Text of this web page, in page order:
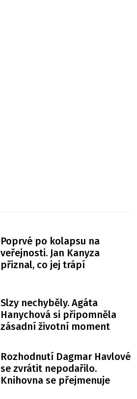
Poprvé po kolapsu na
veřejnosti. Jan Kanyza
přiznal, co jej trápí
Slzy nechyběly. Agáta
Hanychová si připomněla
zásadní životní moment
Rozhodnutí Dagmar Havlové
se zvrátit nepodařilo.
Knihovna se přejmenuje